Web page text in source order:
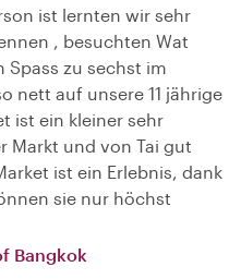
ist lernten wir sehr
, besuchten Wat
Spass zu sechst im
nett auf unsere 11 jährige
ist ein kleiner sehr
Markt und von Tai gut
ist ein Erlebnis, dank
sie nur höchst
Bangkok